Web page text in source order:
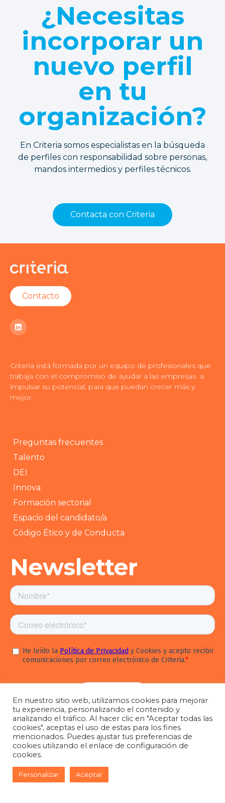
¿Necesitas
incorporar un
nuevo perfil
en tu
organización?
En Criteria somos especialistas en la búsqueda
de perfiles con responsabilidad sobre personas,
mandos intermedios y perfiles técnicos.
Contacta con Criteria
Contacto
Criteria está formada por un equipo de profesionales que
trabaja con el compromiso de ayudar a las empresas a
impulsar su potencial, para que puedan crecer más y
mejor.
Preguntas frecuentes
Talento
DEI
Innova
Formación sectorial
Espacio del candidato/a
Código Ético y de Conducta
Newsletter
© 2026 Todos los derechos reservados.
Aviso legal Política de cookies
En nuestro sitio web, utilizamos cookies para mejorar
tu experiencia, personalizando el contenido y
analizando el tráfico. Al hacer clic en "Aceptar todas las
cookies", aceptas el uso de estas para los fines
mencionados. Puedes ajustar tus preferencias de
cookies utilizando el enlace de configuración de
cookies.
Personalizar Aceptar